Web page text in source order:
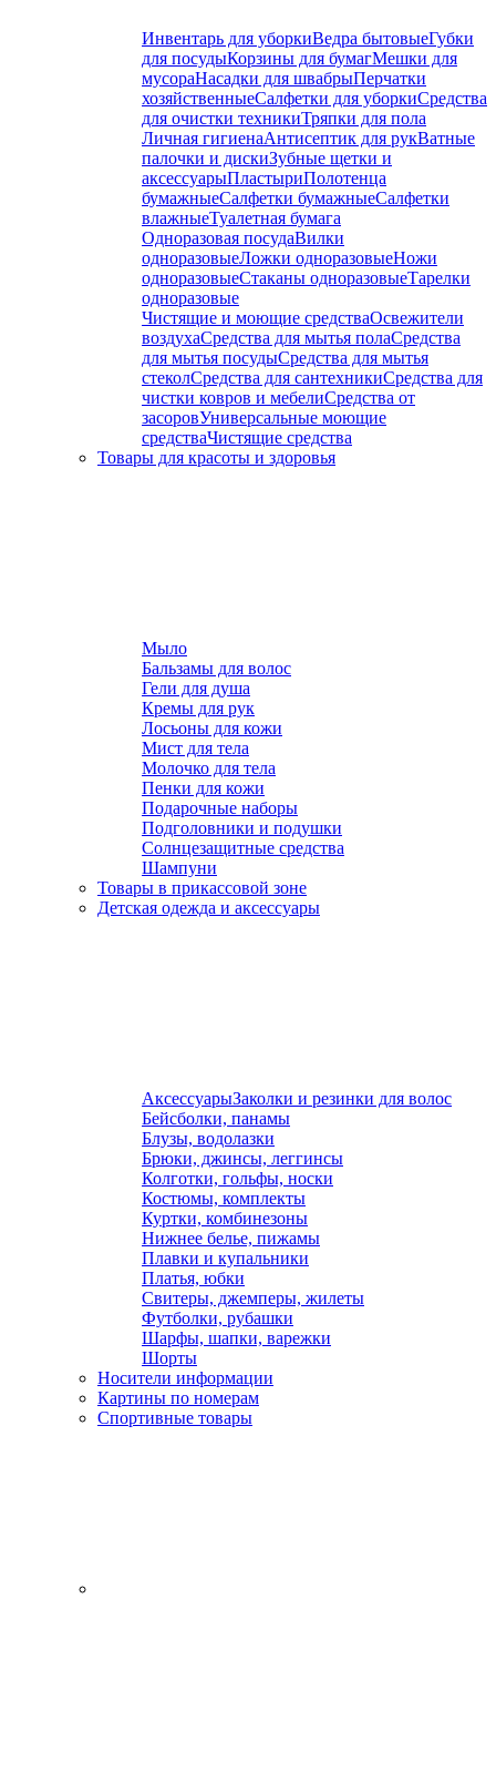
Инвентарь для уборкиВедра бытовыеГубки
для посудыКорзины для бумагМешки для
мусораНасадки для швабрыПерчатки
хозяйственныеСалфетки для уборкиСредства
для очистки техникиТряпки для пола
Личная гигиенаАнтисептик для рукВатные
палочки и дискиЗубные щетки и
аксессуарыПластыриПолотенца
бумажныеСалфетки бумажныеСалфетки
влажныеТуалетная бумага
Одноразовая посудаВилки
одноразовыеЛожки одноразовыеНожи
одноразовыеСтаканы одноразовыеТарелки
одноразовые
Чистящие и моющие средстваОсвежители
воздухаСредства для мытья полаСредства
для мытья посудыСредства для мытья
стеколСредства для сантехникиСредства для
чистки ковров и мебелиСредства от
засоровУниверсальные моющие
средстваЧистящие средства
Товары для красоты и здоровья
Мыло
Бальзамы для волос
Гели для душа
Кремы для рук
Лосьоны для кожи
Мист для тела
Молочко для тела
Пенки для кожи
Подарочные наборы
Подголовники и подушки
Солнцезащитные средства
Шампуни
Товары в прикассовой зоне
Детская одежда и аксессуары
АксессуарыЗаколки и резинки для волос
Бейсболки, панамы
Блузы, водолазки
Брюки, джинсы, леггинсы
Колготки, гольфы, носки
Костюмы, комплекты
Куртки, комбинезоны
Нижнее белье, пижамы
Плавки и купальники
Платья, юбки
Свитеры, джемперы, жилеты
Футболки, рубашки
Шарфы, шапки, варежки
Шорты
Носители информации
Картины по номерам
Спортивные товары